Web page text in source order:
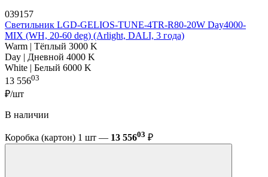
039157
Светильник LGD-GELIOS-TUNE-4TR-R80-20W Day4000-
MIX (WH, 20-60 deg) (Arlight, DALI, 3 года)
Warm | Тёплый 3000 K
Day | Дневной 4000 K
White | Белый 6000 K
13 55603
₽/шт
В наличии
Коробка (картон) 1 шт — 13 55603 ₽